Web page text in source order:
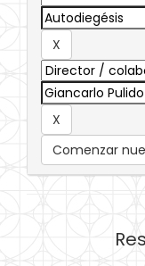
Comenzar